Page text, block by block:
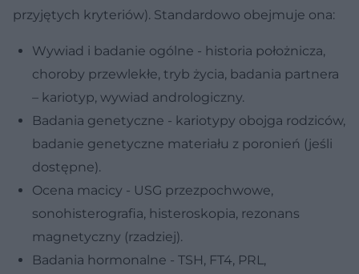
przyjętych kryteriów). Standardowo obejmuje ona:
Wywiad i badanie ogólne - historia położnicza,
choroby przewlekłe, tryb życia, badania partnera
– kariotyp, wywiad andrologiczny.
Badania genetyczne - kariotypy obojga rodziców,
badanie genetyczne materiału z poronień (jeśli
dostępne).
Ocena macicy - USG przezpochwowe,
sonohisterografia, histeroskopia, rezonans
magnetyczny (rzadziej).
Badania hormonalne - TSH, FT4, PRL,